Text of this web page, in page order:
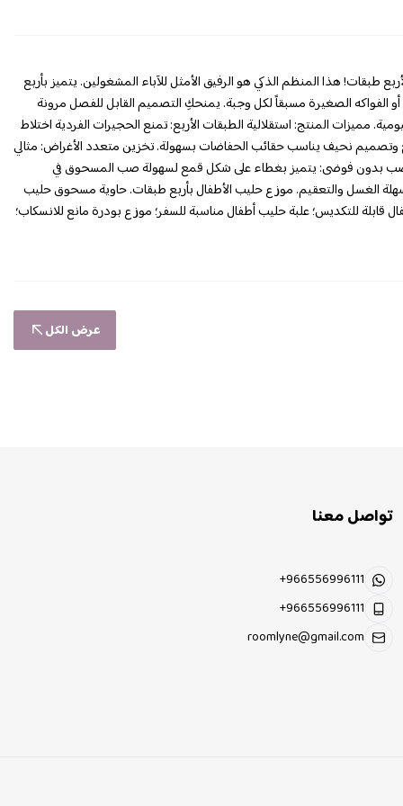
هذا المنظم الذكي هو الرفيق الأمثل للآباء المشغولين. يتميز بأربع
الفواكه الصغيرة مسبقاً لكل وجبة. يمنحكِ التصميم القابل للفصل مرونة
مميزات المنتج: استقلالية الطبقات الأربع: تمنع الحجيرات الفردية اختلاط
نحيف يناسب حقائب الحفاضات بسهولة. تخزين متعدد الأغراض: مثالي
صب بدون فوضى: يتميز بغطاء على شكل قمع لسهولة صب المسحوق في
الغسل والتعقيم. موزع حليب الأطفال بأربع طبقات. حاوية مسحوق حليب
للتكديس؛ علبة حليب أطفال مناسبة للسفر؛ موزع بودرة مانع للانسكاب؛
عرض الكل
تواصل معنا
+966556996111
+966556996111
roomlyne@gmail.com